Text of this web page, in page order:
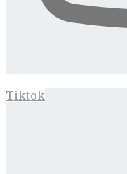
Tiktok